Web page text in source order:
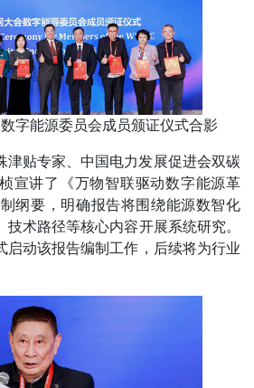
字能源委员会成员颁证仪式合影
津贴专家、中国电力发展促进会双碳
宣讲了《万物智联驱动数字能源革
纲要，明确报告将围绕能源数智化
术路径等核心内容开展系统研究。
启动该报告编制工作，后续将为行业